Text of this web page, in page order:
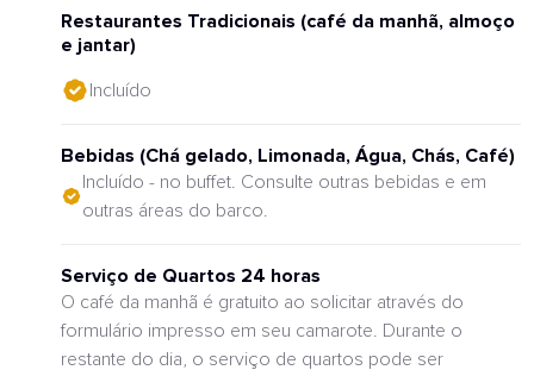
Restaurantes Tradicionais (café da manhã, almoço
e jantar)
Incluído
Bebidas (Chá gelado, Limonada, Água, Chás, Café)
Incluído - no buffet. Consulte outras bebidas e em
outras áreas do barco.
Serviço de Quartos 24 horas
O café da manhã é gratuito ao solicitar através do
formulário impresso em seu camarote. Durante o
restante do dia, o serviço de quartos pode ser